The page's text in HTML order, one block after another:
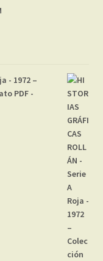
- 1972 –
PDF -